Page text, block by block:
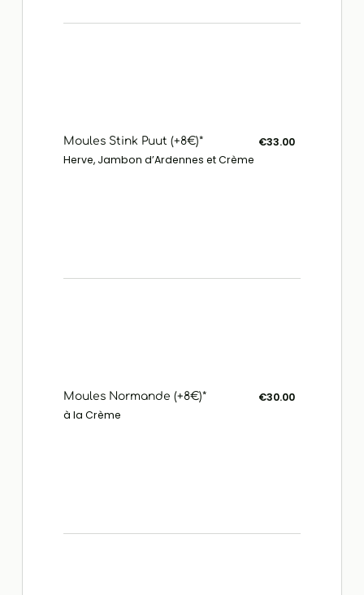
Moules Stink Puut (+8€)*
Herve, Jambon d’Ardennes et Crème
€33.00
Moules Normande (+8€)*
à la Crème
€30.00